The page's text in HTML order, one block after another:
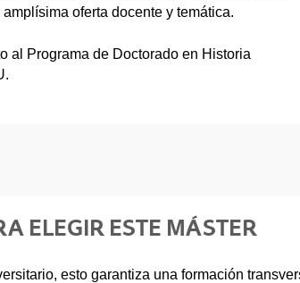
oferta docente y temática.
al Programa de Doctorado en Historia
ELEGIR ESTE MÁSTER
esto garantiza una formación